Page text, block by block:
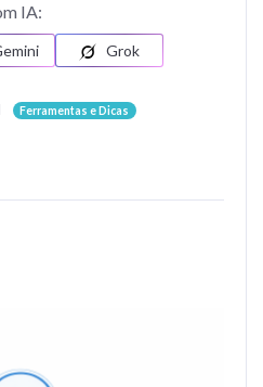
IA:
Grok
Ferramentas e Dicas